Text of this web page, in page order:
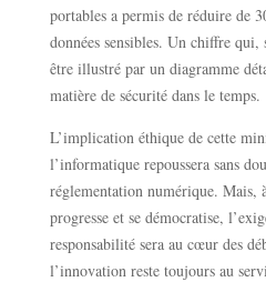
portables a permis de réduire de
données sensibles. Un chiffre
être illustré par un diagramme
matière de sécurité dans le temps.
L’implication éthique de cette
l’informatique repoussera sans
réglementation numérique. Mais,
progresse et se démocratise,
responsabilité sera au cœur des
l’innovation reste toujours au